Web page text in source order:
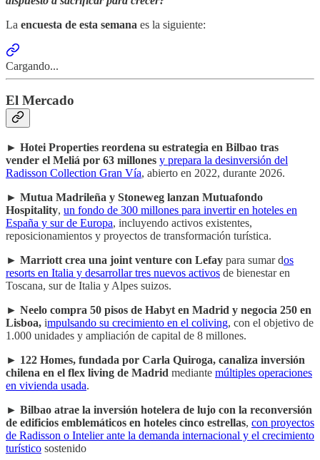
La encuesta de esta semana es la siguiente:
Cargando...
El Mercado
► Hotei Properties reordena su estrategia en Bilbao tras
vender el Meliá por 63 millones y prepara la desinversión del
Radisson Collection Gran Vía, abierto en 2022, durante 2026.
► Mutua Madrileña y Stoneweg lanzan Mutuafondo
Hospitality, un fondo de 300 millones para invertir en hoteles en
España y sur de Europa, incluyendo activos existentes,
reposicionamientos y proyectos de transformación turística.
► Marriott crea una joint venture con Lefay para sumar dos
resorts en Italia y desarrollar tres nuevos activos de bienestar en
Toscana, sur de Italia y Alpes suizos.
► Neelo compra 50 pisos de Habyt en Madrid y negocia 250 en
Lisboa, impulsando su crecimiento en el coliving, con el objetivo de
1.000 unidades y ampliación de capital de 8 millones.
► 122 Homes, fundada por Carla Quiroga, canaliza inversión
chilena en el flex living de Madrid mediante múltiples operaciones
en vivienda usada.
► Bilbao atrae la inversión hotelera de lujo con la reconversión
de edificios emblemáticos en hoteles cinco estrellas, con proyectos
de Radisson o Intelier ante la demanda internacional y el crecimiento
turístico sostenido